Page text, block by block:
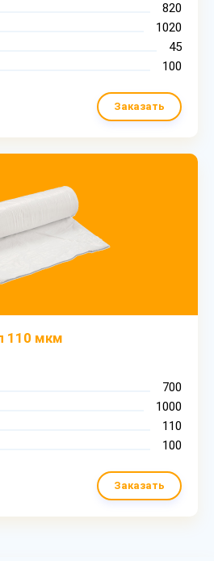
820
1020
45
100
Заказать
110 мкм
700
1000
110
100
Заказать